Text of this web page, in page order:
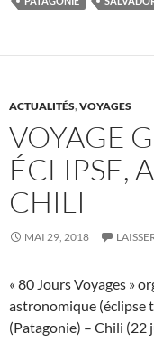
ACTUALITÉS,VOYAGES
VOYAGE
ÉCLIPSE,
CHILI
MAI 29, 2018
« 80 Jours Voyages »
astronomique (éclipse
(Patagonie) – Chili (22